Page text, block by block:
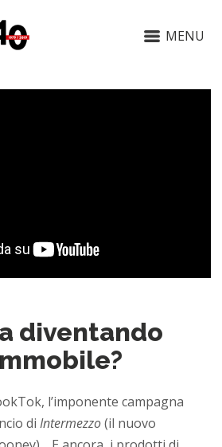
MENU
diventando
l’imponente campagna
diIntermezzo(il nuovo